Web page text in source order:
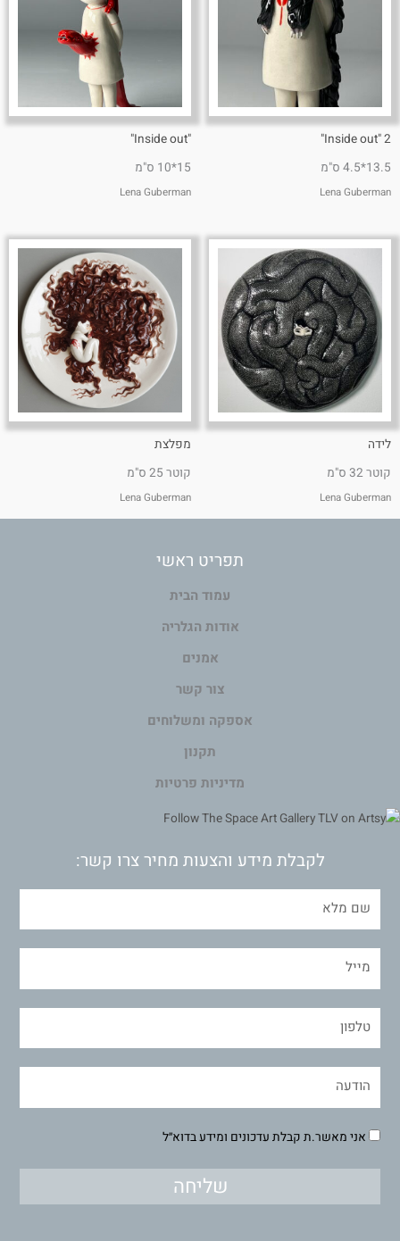
2 "Inside out"
13.5*4.5 ס"מ
Lena Guberman
"Inside out"
15*10 ס"מ
Lena Guberman
לידה
קוטר 32 ס"מ
Lena Guberman
מפלצת
קוטר 25 ס"מ
Lena Guberman
תפריט ראשי
עמוד הבית
אודות הגלריה
אמנים
צור קשר
אספקה ומשלוחים
תקנון
מדיניות פרטיות
לקבלת מידע והצעות מחיר צרו קשר:
אני מאשר.ת קבלת עדכונים ומידע בדוא״ל
שליחה